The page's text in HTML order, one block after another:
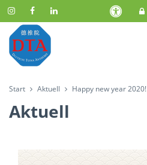
Start Aktuell Happy new year 2020!
Aktuell